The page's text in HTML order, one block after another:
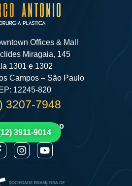
Offices & Mall
Miragaia, 145
1301 e 1302
Campos – São Paulo
12245-820
3207-7948
por Whatsapp
3911-9014